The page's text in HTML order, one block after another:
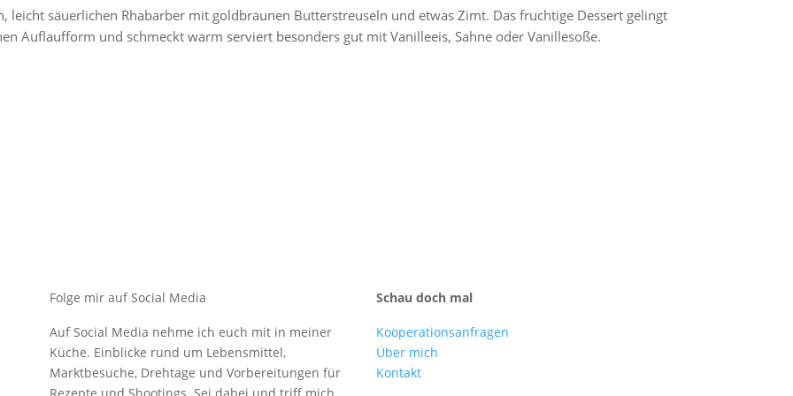
leicht säuerlichen Rhabarber mit goldbraunen Butterstreuseln und etwas Zimt. Das fruchtige Dessert gelingt
Auflaufform und schmeckt warm serviert besonders gut mit Vanilleeis, Sahne oder Vanillesoße.
Folge mir auf Social Media
Auf Social Media nehme ich euch mit in meiner
Küche. Einblicke rund um Lebensmittel,
Marktbesuche, Drehtage und Vorbereitungen für
Schau doch mal
Kooperationsanfragen
Über mich
Kontakt